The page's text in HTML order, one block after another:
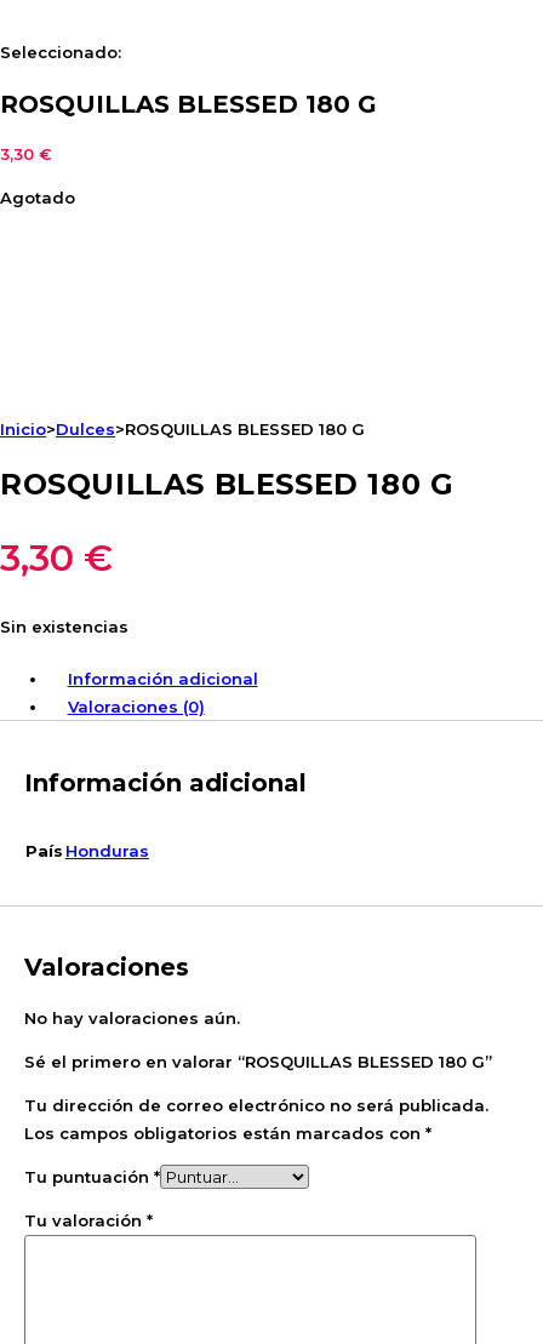
Seleccionado:
ROSQUILLAS BLESSED 180 G
3,30 €
Agotado
Inicio>Dulces>ROSQUILLAS BLESSED 180 G
ROSQUILLAS BLESSED 180 G
3,30 €
Sin existencias
Información adicional
Valoraciones (0)
Información adicional
País Honduras
Valoraciones
No hay valoraciones aún.
Sé el primero en valorar “ROSQUILLAS BLESSED 180 G”
Tu dirección de correo electrónico no será publicada.
Los campos obligatorios están marcados con *
Tu puntuación *
Tu valoración *